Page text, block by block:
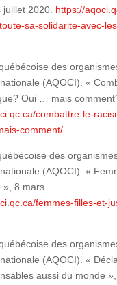
2020. https://
sa-solidarite-avec-
des
(AQOCI). «
Oui … mais
combattre-le-
comment/.
des
(AQOCI). «
», 8 mars
femmes-filles-et-
des
(AQOCI). «
aussi du monde